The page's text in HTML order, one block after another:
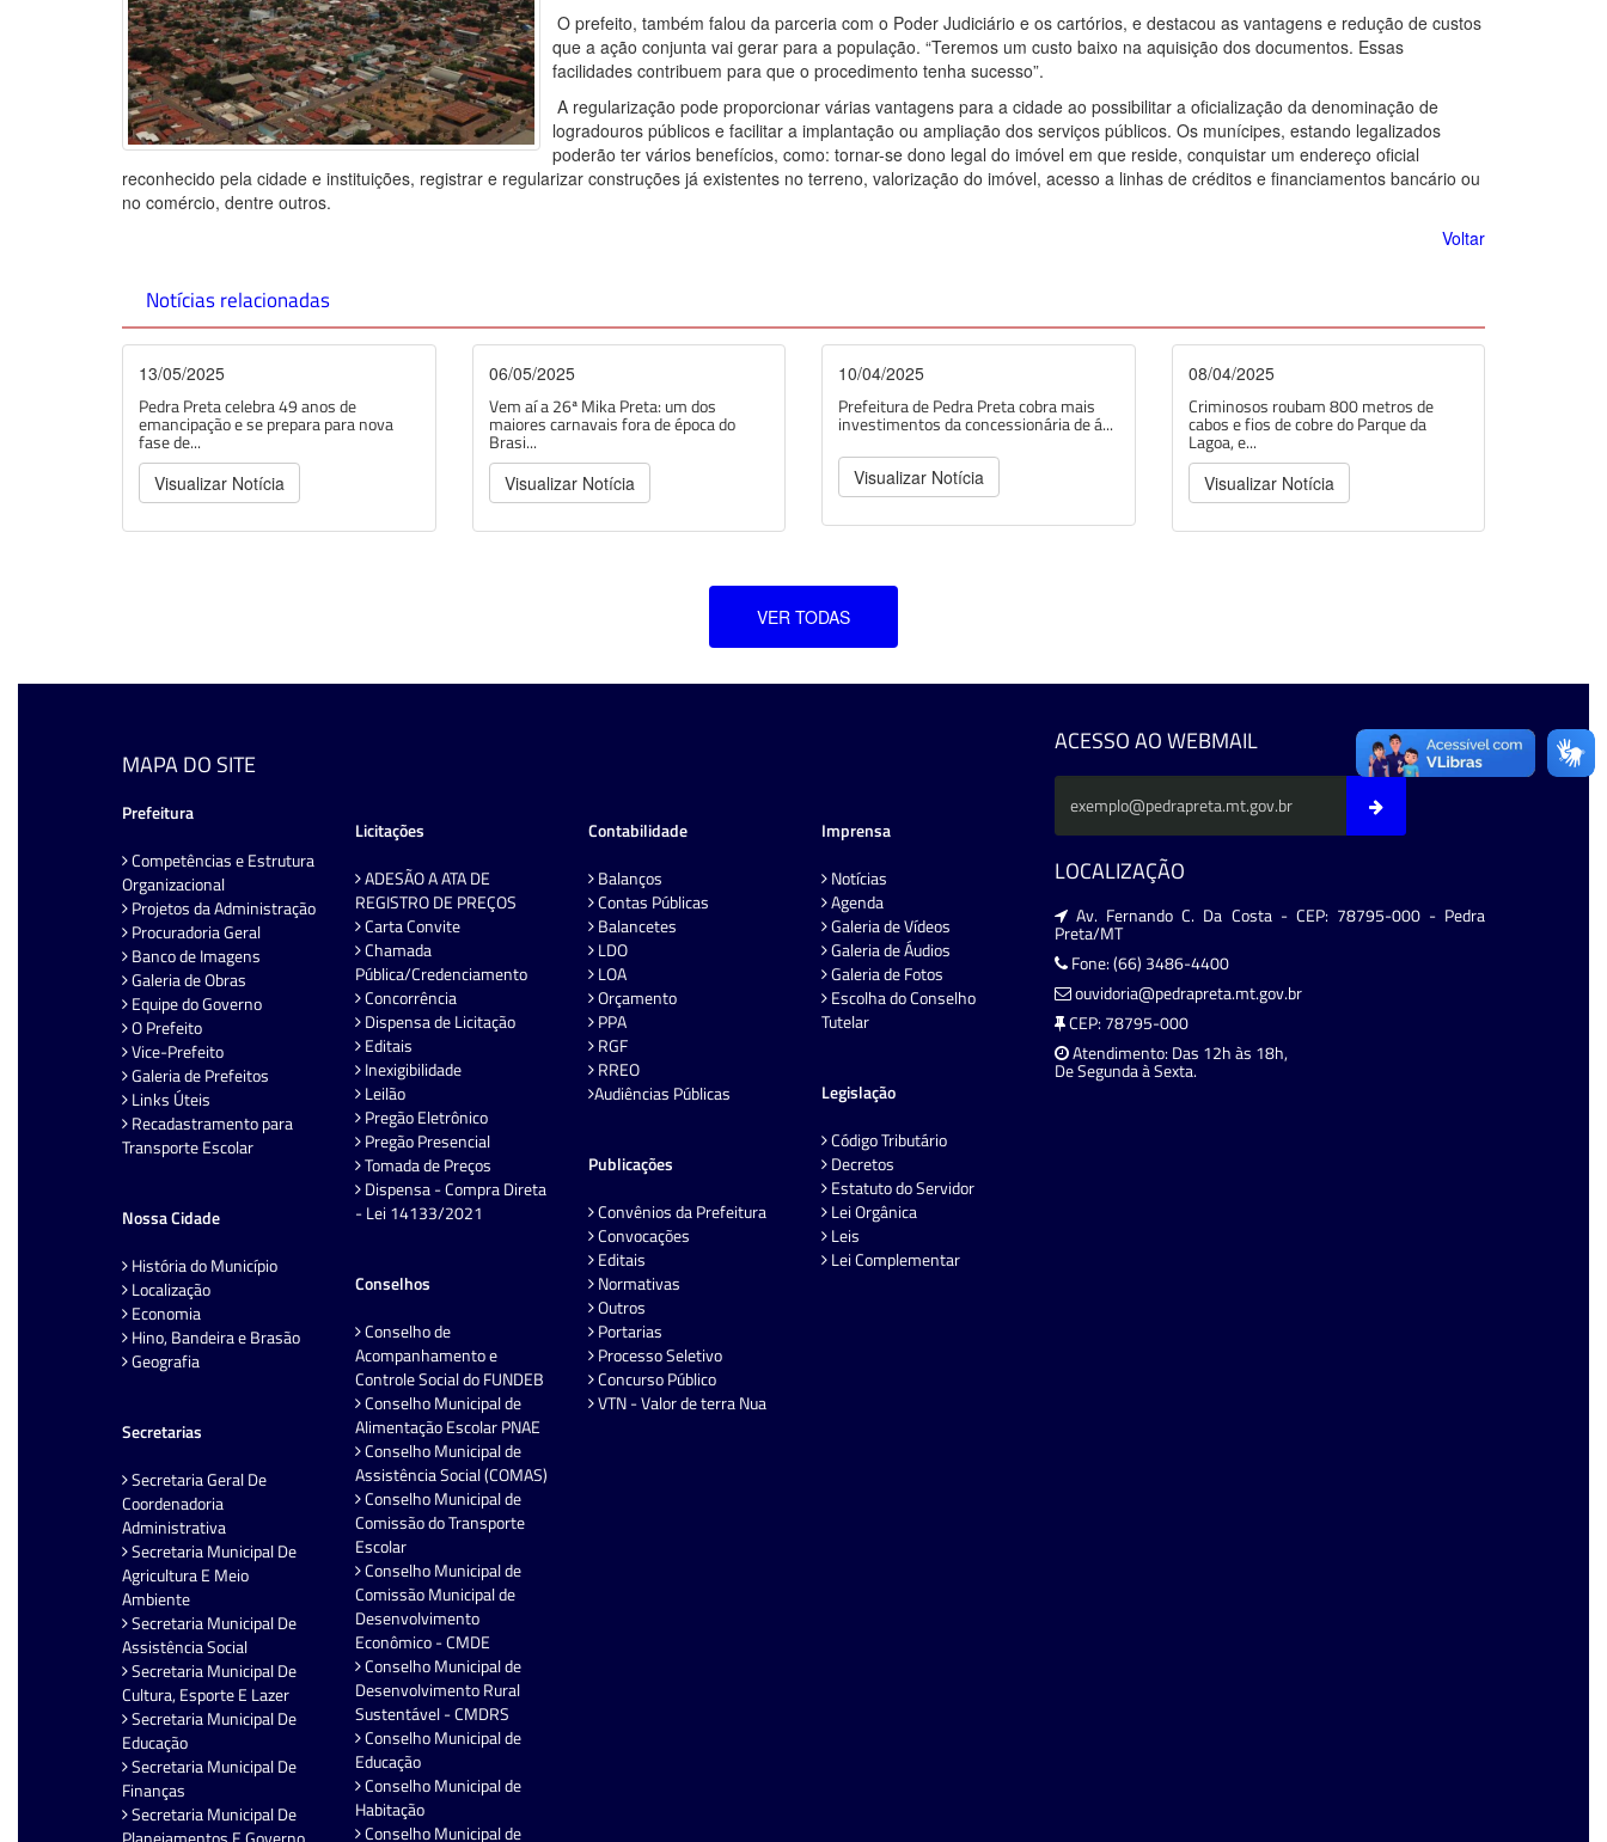
O prefeito, também falou da parceria com o Poder Judiciário e os cartórios, e destacou as vantagens e redução de custos
que a ação conjunta vai gerar para a população. “Teremos um custo baixo na aquisição dos documentos. Essas
facilidades contribuem para que o procedimento tenha sucesso”.
A regularização pode proporcionar várias vantagens para a cidade ao possibilitar a oficialização da denominação de
logradouros públicos e facilitar a implantação ou ampliação dos serviços públicos. Os munícipes, estando legalizados
poderão ter vários benefícios, como: tornar-se dono legal do imóvel em que reside, conquistar um endereço oficial
reconhecido pela cidade e instituições, registrar e regularizar construções já existentes no terreno, valorização do imóvel, acesso a linhas de créditos e financiamentos bancário ou
no comércio, dentre outros.
Voltar
Notícias relacionadas
13/05/2025
Pedra Preta celebra 49 anos de
emancipação e se prepara para nova
fase de...
Visualizar Notícia
06/05/2025
Vem aí a 26ª Mika Preta: um dos
maiores carnavais fora de época do
Brasi...
Visualizar Notícia
10/04/2025
Prefeitura de Pedra Preta cobra mais
investimentos da concessionária de á...
Visualizar Notícia
08/04/2025
Criminosos roubam 800 metros de
cabos e fios de cobre do Parque da
Lagoa, e...
Visualizar Notícia
VER TODAS
MAPA DO SITE
Prefeitura
Competências e Estrutura
Organizacional
Projetos da Administração
Procuradoria Geral
Banco de Imagens
Galeria de Obras
Equipe do Governo
O Prefeito
Vice-Prefeito
Galeria de Prefeitos
Links Úteis
Recadastramento para
Transporte Escolar
Nossa Cidade
História do Município
Localização
Economia
Hino, Bandeira e Brasão
Geografia
Secretarias
Secretaria Geral De
Coordenadoria
Administrativa
Secretaria Municipal De
Agricultura E Meio
Ambiente
Secretaria Municipal De
Assistência Social
Secretaria Municipal De
Cultura, Esporte E Lazer
Secretaria Municipal De
Educação
Secretaria Municipal De
Finanças
Secretaria Municipal De
Licitações
ADESÃO A ATA DE
REGISTRO DE PREÇOS
Carta Convite
Chamada
Pública/Credenciamento
Concorrência
Dispensa de Licitação
Editais
Inexigibilidade
Leilão
Pregão Eletrônico
Pregão Presencial
Tomada de Preços
Dispensa - Compra Direta
- Lei 14133/2021
Conselhos
Conselho de
Acompanhamento e
Controle Social do FUNDEB
Conselho Municipal de
Alimentação Escolar PNAE
Conselho Municipal de
Assistência Social (COMAS)
Conselho Municipal de
Comissão do Transporte
Escolar
Conselho Municipal de
Comissão Municipal de
Desenvolvimento
Econômico - CMDE
Conselho Municipal de
Desenvolvimento Rural
Sustentável - CMDRS
Conselho Municipal de
Educação
Conselho Municipal de
Habitação
Conselho Municipal de
Contabilidade
Balanços
Contas Públicas
Balancetes
LDO
LOA
Orçamento
PPA
RGF
RREO
Audiências Públicas
Publicações
Convênios da Prefeitura
Convocações
Editais
Normativas
Outros
Portarias
Processo Seletivo
Concurso Público
VTN - Valor de terra Nua
Imprensa
Notícias
Agenda
Galeria de Vídeos
Galeria de Áudios
Galeria de Fotos
Escolha do Conselho
Tutelar
Legislação
Código Tributário
Decretos
Estatuto do Servidor
Lei Orgânica
Leis
Lei Complementar
ACESSO AO WEBMAIL
LOCALIZAÇÃO
Av. Fernando C. Da Costa - CEP: 78795-000 - Pedra
Preta/MT
Fone: (66) 3486-4400
ouvidoria@pedrapreta.mt.gov.br
CEP: 78795-000
Atendimento: Das 12h às 18h,
De Segunda à Sexta.